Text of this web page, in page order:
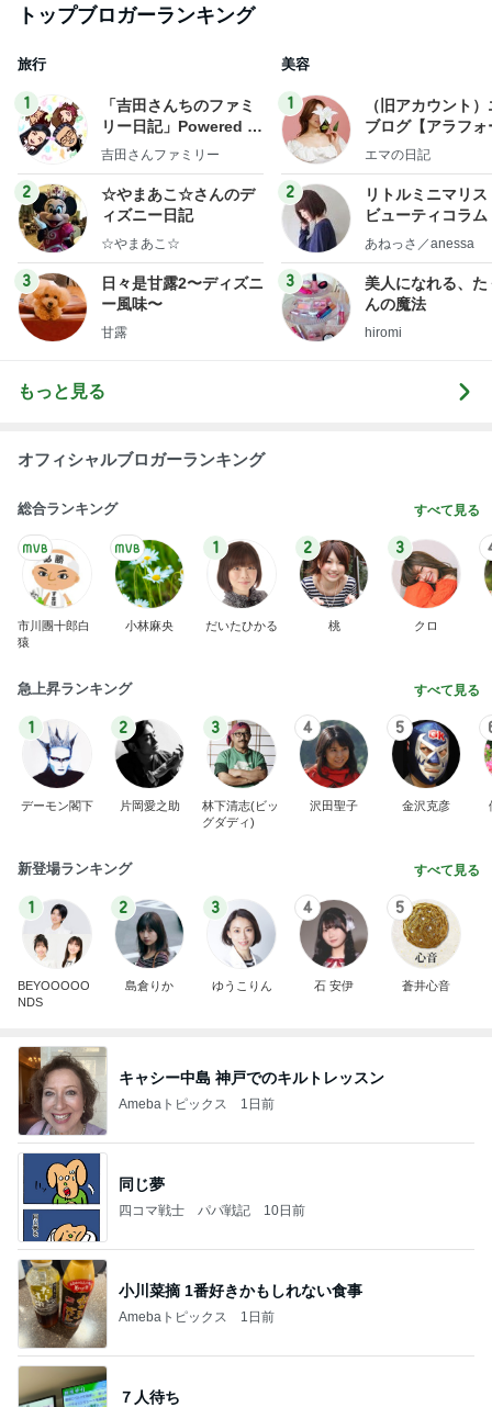
トップブロガーランキング
旅行
1
「吉田さんちのファミ
リー日記」Powered b
y Ameba 吉田さんファ
ログ
吉田さんファミリー
2
☆やまあこ☆さんのデ
ィズニー日記
☆やまあこ☆
3
日々是甘露2〜ディズニ
ー風味〜
甘露
美容
1
（旧アカウント
ブログ【アラフォ
社売却セカンドラ
エマの日記
2
リトルミニマリス
ビューティコラ
little
あねっさ／anessa
3
美人になれる、た
んの魔法
hiromi
もっと見る
オフィシャルブロガーランキング
総合ランキング すべて見る
市川團十郎白
猿
小林麻央
1
だいたひかる
2
桃
3
クロ
急上昇ランキング すべて見る
1
デーモン閣下
2
片岡愛之助
3
林下清志(ビッ
グダディ)
4
沢田聖子
5
金沢克彦
新登場ランキング すべて見る
1
BEYOOOOO
NDS
2
島倉りか
3
ゆうこりん
4
石 安伊
5
蒼井心音
キャシー中島 神戸でのキルトレッスン
Amebaトピックス 1日前
同じ夢
四コマ戦士 パパ戦記 10日前
小川菜摘 1番好きかもしれない食事
Amebaトピックス 1日前
７人待ち